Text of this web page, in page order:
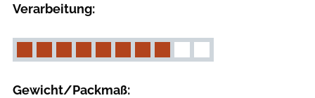
Verarbeitung:
Gewicht/Packmaß: